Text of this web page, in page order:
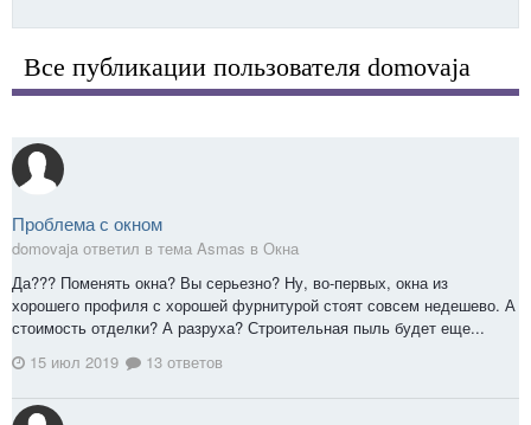
Все публикации пользователя domovaja
Проблема с окном
domovaja ответил в тема Asmas в Окна
Да??? Поменять окна? Вы серьезно? Ну, во-первых, окна из
хорошего профиля с хорошей фурнитурой стоят совсем недешево. А
стоимость отделки? А разруха? Строительная пыль будет еще...
15 июл 2019
13 ответов